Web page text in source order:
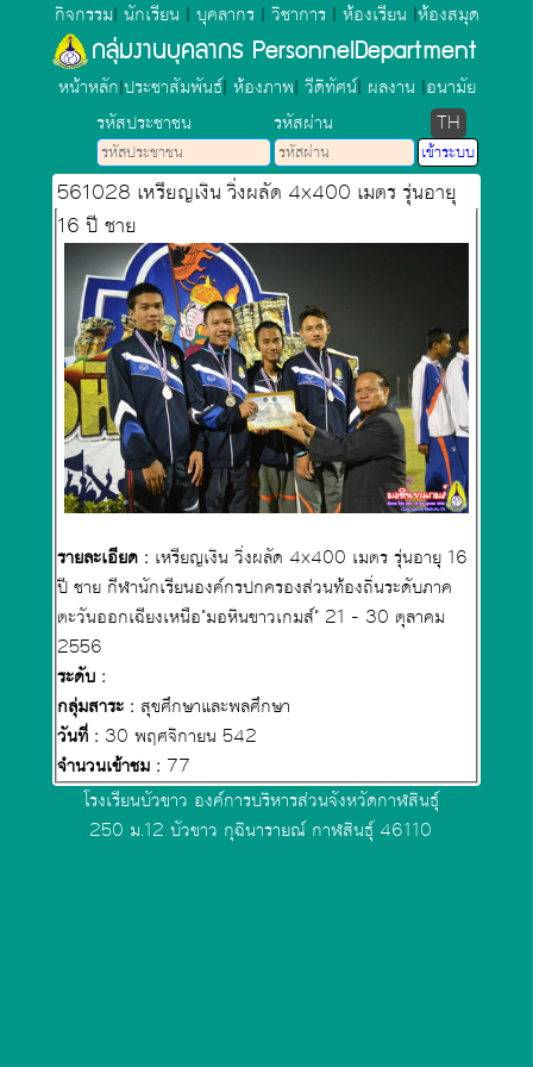
กิจกรรม| นักเรียน | บุคลากร | วิชาการ | ห้องเรียน |ห้องสมุด
กลุ่มงานบุคลากร PersonnelDepartment
หน้าหลัก|ประชาสัมพันธ์| ห้องภาพ| วีดิทัศน์| ผลงาน |อนามัย
รหัสประชาชน
รหัสผ่าน TH
561028 เหรียญเงิน วิ่งผลัด 4x400 เมตร รุ่นอายุ
16 ปี ชาย
รายละเอียด : เหรียญเงิน วิ่งผลัด 4x400 เมตร รุ่นอายุ 16
ปี ชาย กีฬานักเรียนองค์กรปกครองส่วนท้องถิ่นระดับภาค
ตะวันออกเฉียงเหนือ"มอหินขาวเกมส์" 21 - 30 ตุลาคม
2556
ระดับ :
กลุ่มสาระ : สุขศึกษาและพลศึกษา
วันที่ : 30 พฤศจิกายน 542
จำนวนเข้าชม : 77
โรงเรียนบัวขาว องค์การบริหารส่วนจังหวัดกาฬสินธุ์
250 ม.12 บัวขาว กุฉินารายณ์ กาฬสินธุ์ 46110